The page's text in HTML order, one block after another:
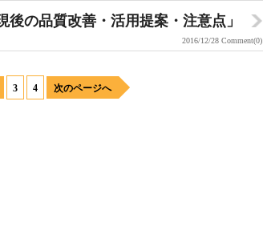
の品質改善・活用提案・注意点」
2016/12/28 Comment(0)
3 4 次のページへ